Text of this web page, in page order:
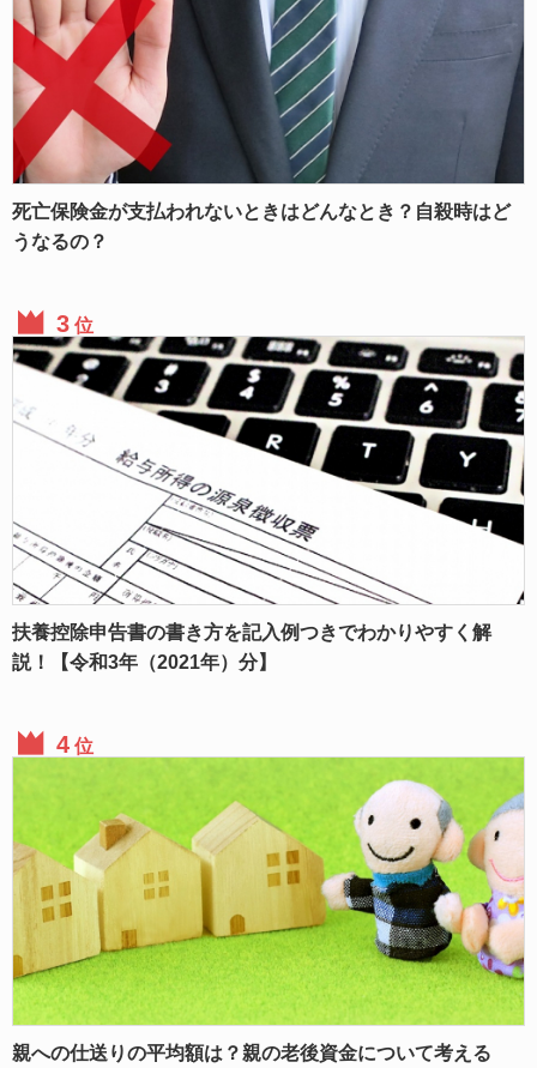
死亡保険金が支払われないときはどんなとき？自殺時はど
うなるの？
位
扶養控除申告書の書き方を記入例つきでわかりやすく解
説！【令和3年（2021年）分】
位
親への仕送りの平均額は？親の老後資金について考える